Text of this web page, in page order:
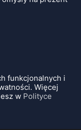
funkcjonalnych i
Więcej
w Polityce